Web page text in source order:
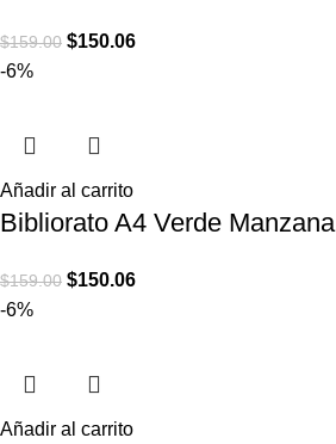
$159.00 $150.06
-6%
Añadir al carrito
Bibliorato A4 Verde Manzana
$159.00 $150.06
-6%
Añadir al carrito